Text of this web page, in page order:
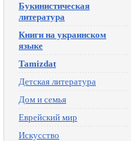
Букинистическая
литература
Книги на украинском
языке
Tamizdat
Детская литература
Дом и семья
Еврейский мир
Искусство